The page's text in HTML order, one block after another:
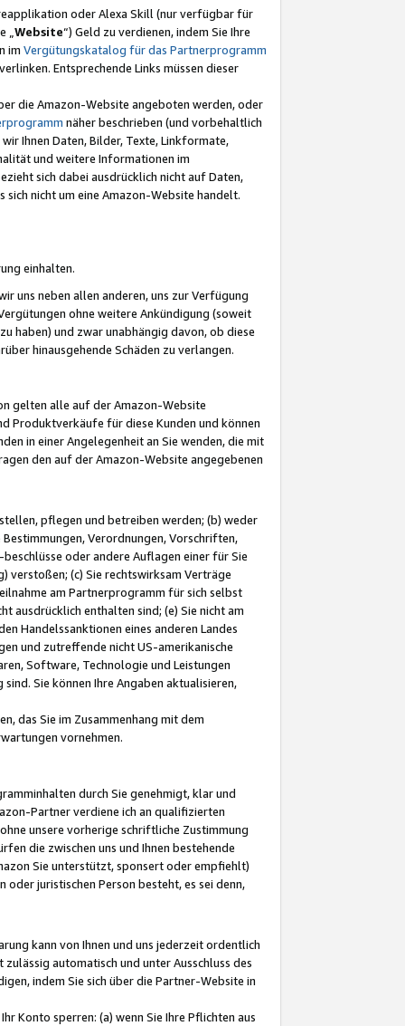
oder Alexa Skill (nur verfügbar für
Website“) Geld zu verdienen, indem Sie Ihre
im Vergütungskatalog für das Partnerprogramm
Entsprechende Links müssen dieser
die Amazon-Website angeboten werden, oder
näher beschrieben (und vorbehaltlich
Ihnen Daten, Bilder, Texte, Linkformate,
und weitere Informationen im
sich dabei ausdrücklich nicht auf Daten,
nicht um eine Amazon-Website handelt.
einhalten.
uns neben allen anderen, uns zur Verfügung
ohne weitere Ankündigung (soweit
haben) und zwar unabhängig davon, ob diese
hinausgehende Schäden zu verlangen.
gelten alle auf der Amazon-Website
Produktverkäufe für diese Kunden und können
in einer Angelegenheit an Sie wenden, die mit
den auf der Amazon-Website angegebenen
pflegen und betreiben werden; (b) weder
Verordnungen, Vorschriften,
oder andere Auflagen einer für Sie
verstoßen; (c) Sie rechtswirksam Verträge
am Partnerprogramm für sich selbst
ausdrücklich enthalten sind; (e) Sie nicht am
Handelssanktionen eines anderen Landes
und zutreffende nicht US-amerikanische
Software, Technologie und Leistungen
Sie können Ihre Angaben aktualisieren,
das Sie im Zusammenhang mit dem
vornehmen.
durch Sie genehmigt, klar und
Partner verdiene ich an qualifizierten
unsere vorherige schriftliche Zustimmung
die zwischen uns und Ihnen bestehende
Sie unterstützt, sponsert oder empfiehlt)
oder juristischen Person besteht, es sei denn,
kann von Ihnen und uns jederzeit ordentlich
automatisch und unter Ausschluss des
indem Sie sich über die Partner-Website in
Konto sperren: (a) wenn Sie Ihre Pflichten aus